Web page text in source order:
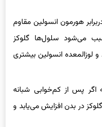
هورمون انسولین مقاوم
می‌شود سلول‌ها گلوکز
انسولین بیشتری
در بدن افزایش می‌یابد و